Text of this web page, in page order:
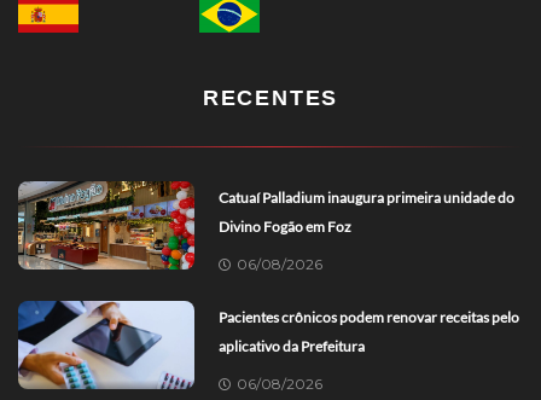
RECENTES
Catuaí Palladium inaugura primeira unidade do
Divino Fogão em Foz
06/08/2026
Pacientes crônicos podem renovar receitas pelo
aplicativo da Prefeitura
06/08/2026